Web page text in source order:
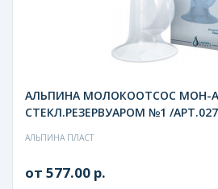
АЛЬПИНА МОЛОКООТСОС МОН-
СТЕКЛ.РЕЗЕРВУАРОМ №1 /
АЛЬПИНА ПЛАСТ
от 577.00 р.